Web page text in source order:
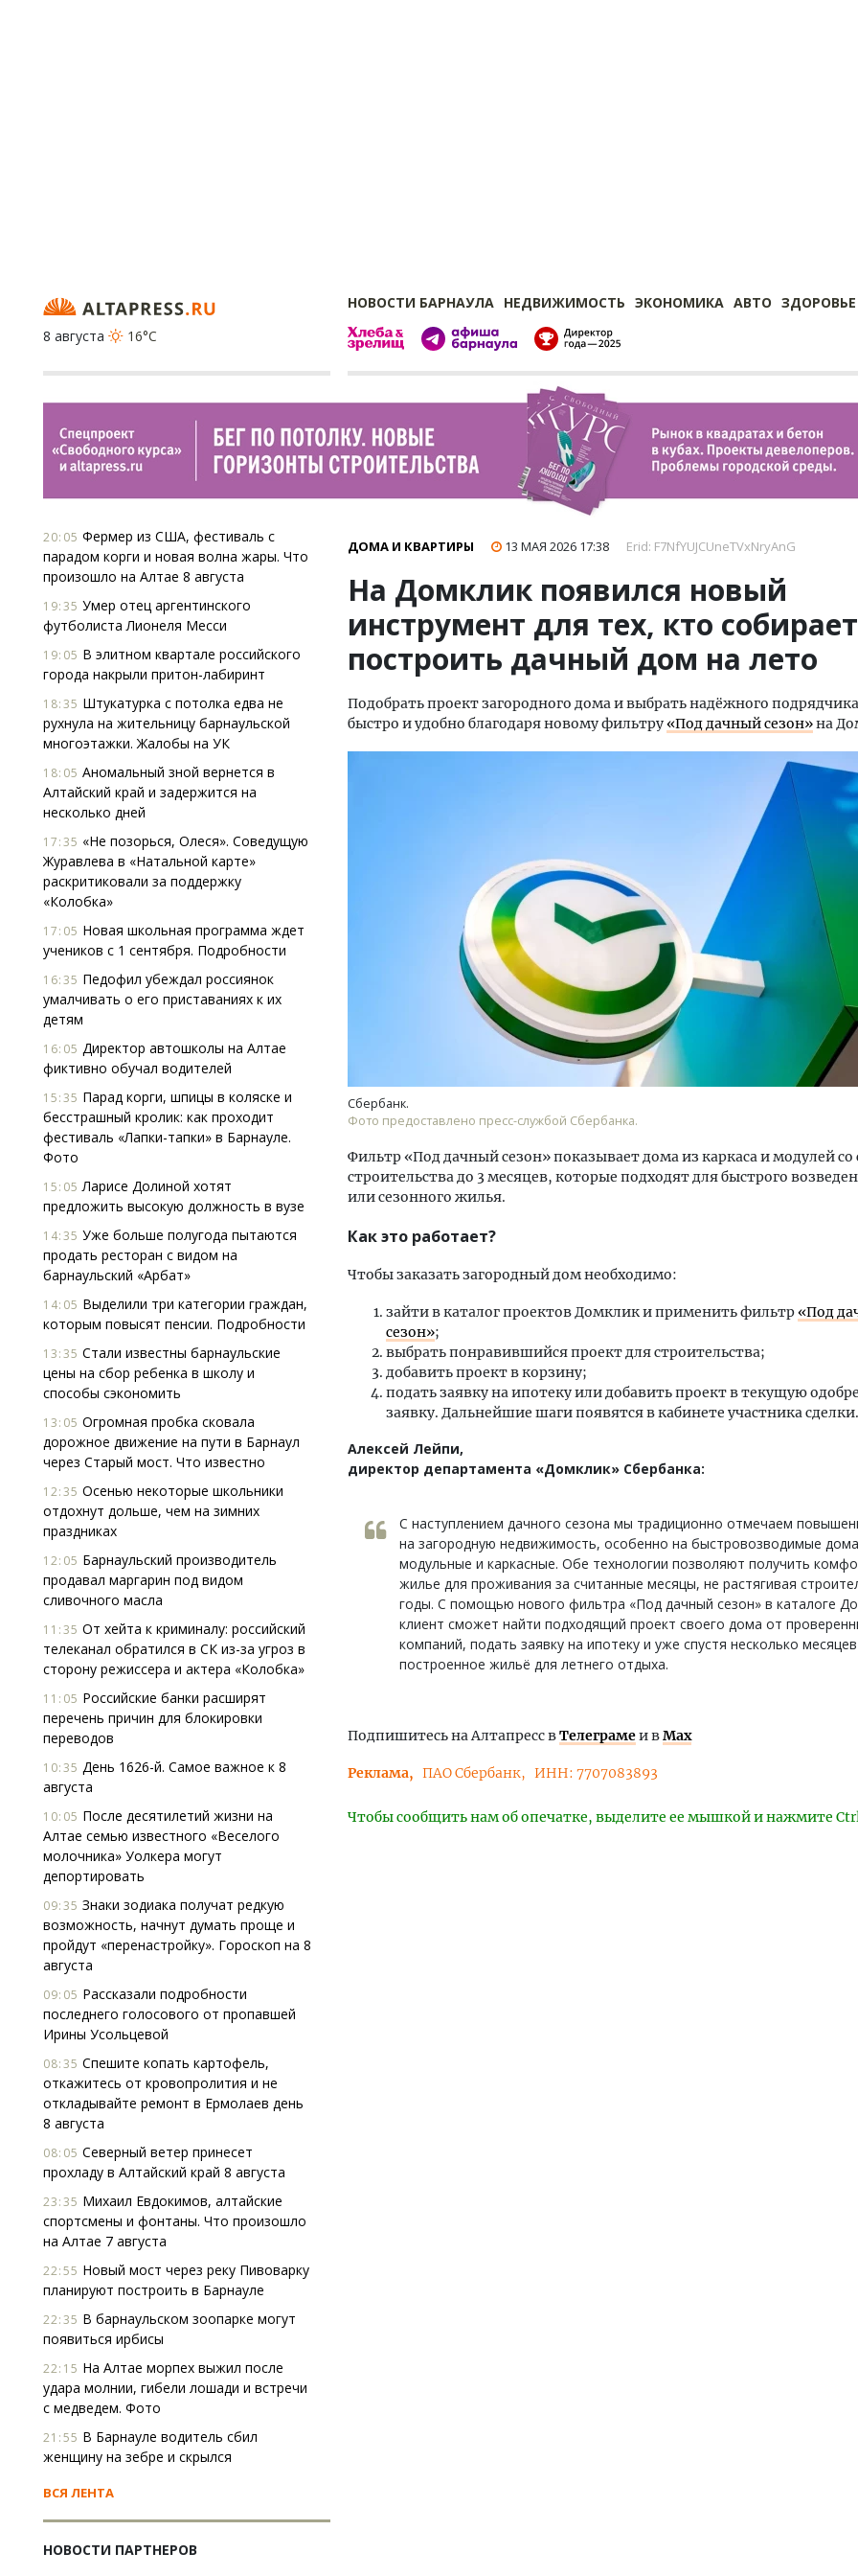
НОВОСТИ БАРНАУЛА НЕДВИЖИМОСТЬ ЭКОНОМИКА АВТО ЗДОРОВЬЕ
8 августа
16°C
20:05 Фермер из США, фестиваль с
парадом корги и новая волна жары. Что
произошло на Алтае 8 августа
19:35 Умер отец аргентинского
футболиста Лионеля Месси
19:05 В элитном квартале российского
города накрыли притон-лабиринт
18:35 Штукатурка с потолка едва не
рухнула на жительницу барнаульской
многоэтажки. Жалобы на УК
18:05 Аномальный зной вернется в
Алтайский край и задержится на
несколько дней
17:35 «Не позорься, Олеся». Соведущую
Журавлева в «Натальной карте»
раскритиковали за поддержку
«Колобка»
17:05 Новая школьная программа ждет
учеников с 1 сентября. Подробности
16:35 Педофил убеждал россиянок
умалчивать о его приставаниях к их
детям
16:05 Директор автошколы на Алтае
фиктивно обучал водителей
15:35 Парад корги, шпицы в коляске и
бесстрашный кролик: как проходит
фестиваль «Лапки-тапки» в Барнауле.
Фото
15:05 Ларисе Долиной хотят
предложить высокую должность в вузе
14:35 Уже больше полугода пытаются
продать ресторан с видом на
барнаульский «Арбат»
14:05 Выделили три категории граждан,
которым повысят пенсии. Подробности
13:35 Стали известны барнаульские
цены на сбор ребенка в школу и
способы сэкономить
13:05 Огромная пробка сковала
дорожное движение на пути в Барнаул
через Старый мост. Что известно
12:35 Осенью некоторые школьники
отдохнут дольше, чем на зимних
праздниках
12:05 Барнаульский производитель
продавал маргарин под видом
сливочного масла
11:35 От хейта к криминалу: российский
телеканал обратился в СК из-за угроз в
сторону режиссера и актера «Колобка»
11:05 Российские банки расширят
перечень причин для блокировки
переводов
10:35 День 1626-й. Самое важное к 8
августа
10:05 После десятилетий жизни на
Алтае семью известного «Веселого
молочника» Уолкера могут
депортировать
09:35 Знаки зодиака получат редкую
возможность, начнут думать проще и
пройдут «перенастройку». Гороскоп на 8
августа
09:05 Рассказали подробности
последнего голосового от пропавшей
Ирины Усольцевой
08:35 Спешите копать картофель,
откажитесь от кровопролития и не
откладывайте ремонт в Ермолаев день
8 августа
08:05 Северный ветер принесет
прохладу в Алтайский край 8 августа
23:35 Михаил Евдокимов, алтайские
спортсмены и фонтаны. Что произошло
на Алтае 7 августа
22:55 Новый мост через реку Пивоварку
планируют построить в Барнауле
22:35 В барнаульском зоопарке могут
появиться ирбисы
22:15 На Алтае морпех выжил после
удара молнии, гибели лошади и встречи
с медведем. Фото
21:55 В Барнауле водитель сбил
женщину на зебре и скрылся
ВСЯ ЛЕНТА
НОВОСТИ ПАРТНЕРОВ
ДОМА И КВАРТИРЫ 13 МАЯ 2026 17:38 Erid: F7NfYUJCUneTVxNryAnG
На Домклик появился новый
инструмент для тех, кто
построить дачный дом на лето
Подобрать проект загородного дома и выбрать надёжного
быстро и удобно благодаря новому фильтру«Под дачный сезон»на
Сбербанк.
Фото предоставлено пресс-службой Сбербанка.
Фильтр «Под дачный сезон» показывает дома из каркаса и модулей со
строительства до 3 месяцев, которые подходят для быстрого
или сезонного жилья.
Как это работает?
Чтобы заказать загородный дом необходимо:
зайти в каталог проектов Домклик и применить фильтр«Под
сезон»;
выбрать понравившийся проект для строительства;
добавить проект в корзину;
подать заявку на ипотеку или добавить проект в текущую
заявку. Дальнейшие шаги появятся в кабинете участника сделки.
Алексей Лейпи,
директор департамента «Домклик» Сбербанка:
С наступлением дачного сезона мы традиционно отмечаем
на загородную недвижимость, особенно на быстровозводимые
модульные и каркасные. Обе технологии позволяют получить
жилье для проживания за считанные месяцы, не растягивая
годы. С помощью нового фильтра «Под дачный сезон» в каталоге
клиент сможет найти подходящий проект своего дома от
компаний, подать заявку на ипотеку и уже спустя несколько
построенное жильё для летнего отдыха.
Подпишитесь на Алтапресс вТелеграмеи вMax
Реклама ПАО Сбербанк ИНН: 7707083893
Чтобы сообщить нам об опечатке, выделите ее мышкой и нажмите
Генеральный директор компании
ЗИАС — об эстетике городов,
трендах в фасадах и развитии рынка
СТРОИТЕЛЬСТВО
Ищем новые берега. Гендиректор
«Жилищной инициативы» Юрий
Гатилов — о том, как девелоперу
оставаться на плаву, когда рынок
штормит
СТРОИТЕЛЬСТВО
Архитектурный код
земли. Мощение
плитами становится
стандартом